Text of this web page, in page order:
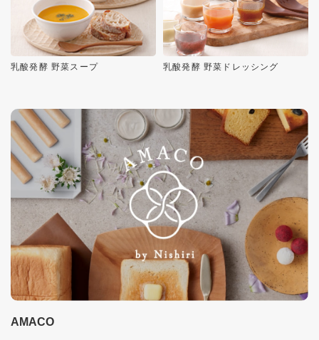
乳酸発酵 野菜スープ 乳酸発酵 野菜ドレッシング
AMACO